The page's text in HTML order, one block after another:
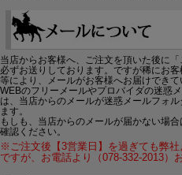
当店からお客様へ、ご注文を頂いた後に
必ずお送りしております。ですが稀にお
等により、メールがお客様へお届けできて
WEBのフリーメールやプロバイダの迷惑
は、当店からのメールが迷惑メールフォ
ます。
もしも、当店からのメールが届かない場
確認ください。
※ご注文後【3営業日】を過ぎても弊
ですが、お電話より（078-332-2013）